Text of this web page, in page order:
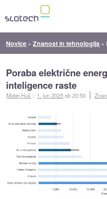
Novice »Znanost in tehnologija »
Poraba električne
inteligence raste
Matej Huš :: 1. jun 2025ob 20:50